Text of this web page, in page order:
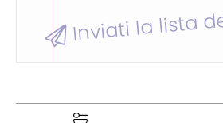
Inviati la lista